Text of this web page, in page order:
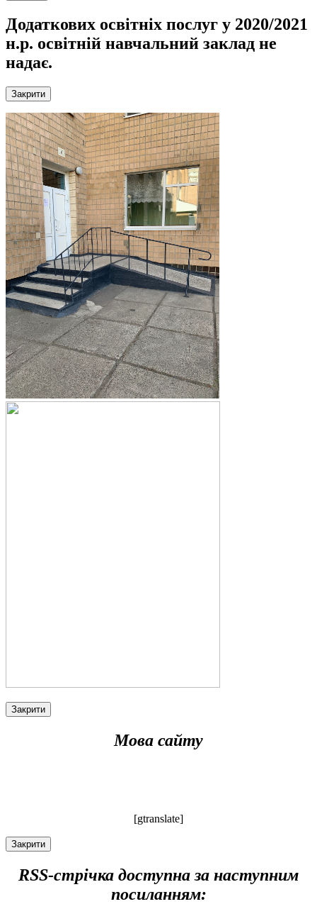
Додаткових освітніх послуг у 2020/2021
н.р. освітній навчальний заклад не
надає.
Закрити
Закрити
Мова сайту
[gtranslate]
Закрити
RSS-стрічка доступна за наступним
посиланням: